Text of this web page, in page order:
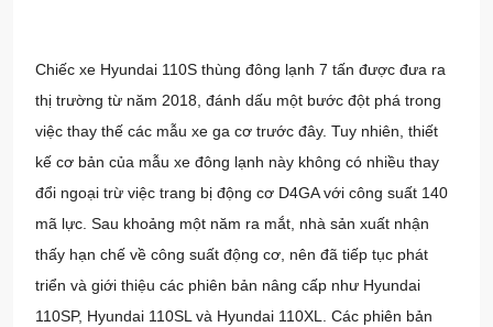
Chiếc xe Hyundai 110S thùng đông lạnh 7 tấn được đưa ra
thị trường từ năm 2018, đánh dấu một bước đột phá trong
việc thay thế các mẫu xe ga cơ trước đây. Tuy nhiên, thiết
kế cơ bản của mẫu xe đông lạnh này không có nhiều thay
đổi ngoại trừ việc trang bị động cơ D4GA với công suất 140
mã lực. Sau khoảng một năm ra mắt, nhà sản xuất nhận
thấy hạn chế về công suất động cơ, nên đã tiếp tục phát
triển và giới thiệu các phiên bản nâng cấp như Hyundai
110SP, Hyundai 110SL và Hyundai 110XL. Các phiên bản